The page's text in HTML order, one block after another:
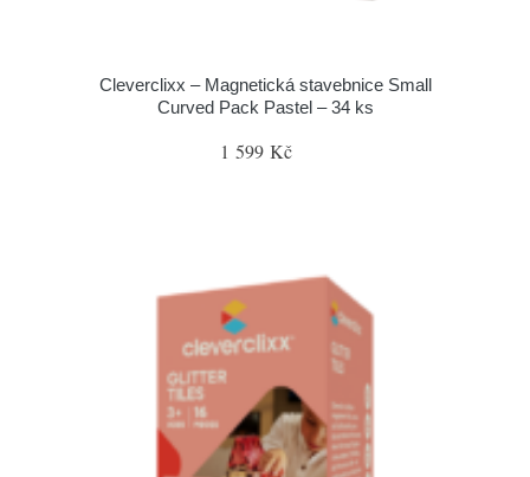
Cleverclixx – Magnetická stavebnice Small
Curved Pack Pastel – 34 ks
1 599 Kč